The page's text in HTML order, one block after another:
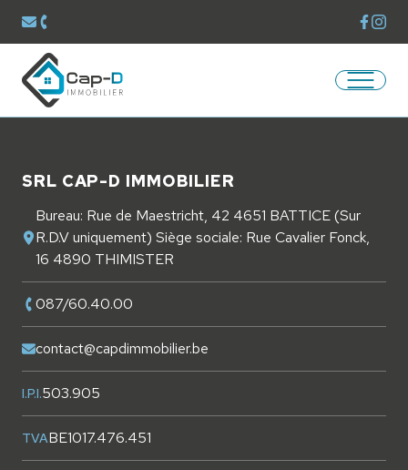
Envoyer un mail à
contact@capdimmobilier.be
Téléphoner au
087/60.40.00 Voir la
Voir
Retourner à la page d'accueil
Ouvrir/
SRL CAP-D IMMOBILIER
Bureau: Rue de Maestricht, 42 4651 BATTICE (Sur
R.D.V uniquement) Siège sociale: Rue Cavalier Fonck,
16 4890 THIMISTER
087/60.40.00
contact@capdimmobilier.be
I.P.I.503.905
TVABE1017.476.451